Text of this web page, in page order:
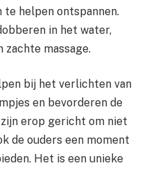
te helpen ontspannen.
in het water,
zachte massage.
bij het verlichten van
en bevorderen de
erop gericht om niet
de ouders een moment
Het is een unieke